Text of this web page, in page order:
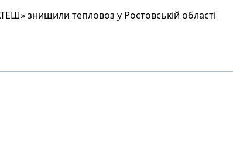
знищили тепловоз у Ростовській області